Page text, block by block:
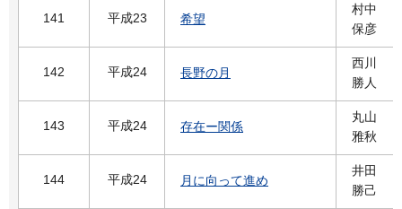
141 平成23 希望
村中
保彦
142 平成24 長野の月
西川
勝人
143 平成24 存在ー関係
丸山
雅秋
144 平成24 月に向って進め
井田
勝己